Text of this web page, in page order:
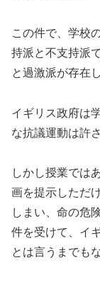
この件で、学校
持派と不支持派
と過激派が存在
イギリス政府は
な抗議運動は許
しかし授業では
画を提示しただ
しまい、命の危
件を受けて、イ
とは言うまでもな